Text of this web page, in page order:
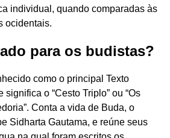
individual, quando comparadas às
ocidentais.
para os budistas?
como o principal Texto
o “Cesto Triplo” ou “Os
Conta a vida de Buda, o
Sidharta Gautama, e reúne seus